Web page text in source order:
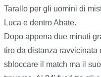
Tarallo per gli uomini di
Luca e dentro Abate.
Dopo appena due minuti
tiro da distanza ravvicinata
sbloccare il match ma il